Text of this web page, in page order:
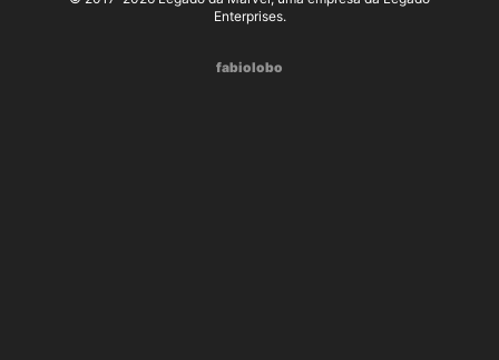
Enterprises.
fabiolobo